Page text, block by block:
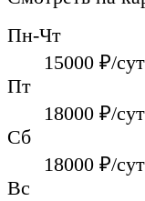
Пн-Чт
15000 ₽/
Пт
18000 ₽/
Сб
18000 ₽/
Вс